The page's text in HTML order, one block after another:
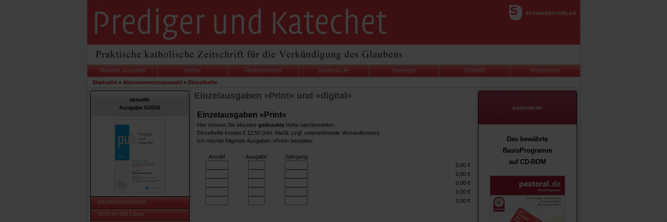
Aktuelle Ausgabe Archiv Abonnements pastoral.de Anzeigen Kontakt Impressum
Startseite» Abonnementsauswahl » Einzelhefte
aktuelle
Ausgabe 5/2026
Inhaltsverzeichnis
Wort an die Leser
Einzelausgaben »Print« und »digital«
Einzelausgaben »Print«
Hier können Sie einzelne gedruckteHefte nachbestellen.
Einzelhefte kosten € 12,50 (inkl. MwSt. zzgl. untenstehende Versandkosten)
Ich möchte folgende Ausgaben »Print« bestellen:
Anzahl Ausgabe
Jahrgang
0,00€
0,00€
0,00€
0,00€
0,00€
pastoral.de
Das bewährte
BasisProgramm
auf CD-ROM